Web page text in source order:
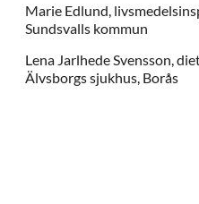
Marie Edlund,
Sundsvalls kommun
Lena Jarlhede Svensson,
Älvsborgs sjukhus, Borås